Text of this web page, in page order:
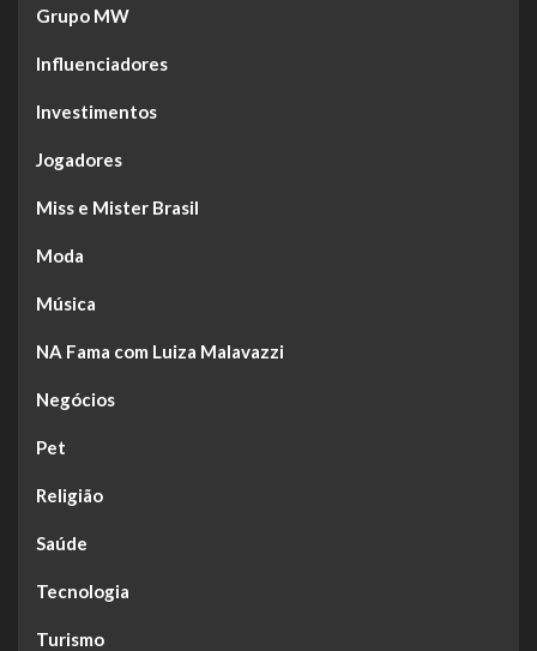
Grupo MW
Influenciadores
Investimentos
Jogadores
Miss e Mister Brasil
Moda
Música
NA Fama com Luiza Malavazzi
Negócios
Pet
Religião
Saúde
Tecnologia
Turismo